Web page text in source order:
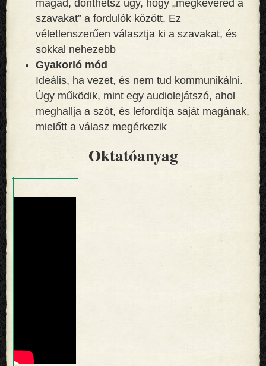
magad, dönthetsz úgy, hogy „megkevered a
szavakat” a fordulók között. Ez
véletlenszerűen választja ki a szavakat, és
sokkal nehezebb
Gyakorló mód
Ideális, ha vezet, és nem tud kommunikálni.
Úgy működik, mint egy audiolejátszó, ahol
meghallja a szót, és lefordítja saját magának,
mielőtt a válasz megérkezik
Oktatóanyag